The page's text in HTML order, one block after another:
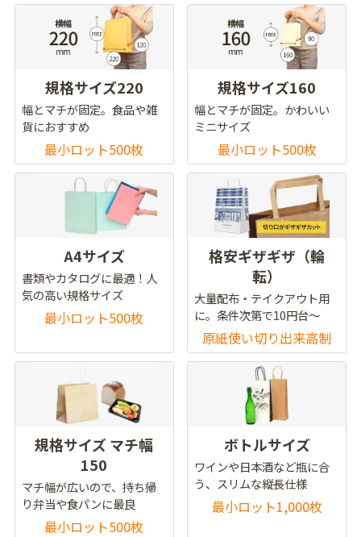
規格サイズ220
幅とマチが固定。食品や雑
貨におすすめ
最小ロット500枚
規格サイズ160
幅とマチが固定。かわいい
ミニサイズ
最小ロット500枚
A4サイズ
書類やカタログに最適！人
気の高い規格サイズ
最小ロット500枚
格安ギザギザ（輪
転）
大量配布・テイクアウト用
に。条件次第で10円台～
原紙使い切り出来高制
規格サイズ マチ幅
150
マチ幅が広いので、持ち帰
り弁当や食パンに最良
最小ロット500枚
ボトルサイズ
ワインや日本酒など瓶に合
う、スリムな縦長仕様
最小ロット1,000枚